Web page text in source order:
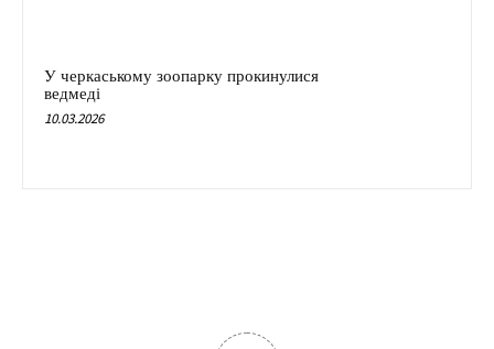
У черкаському зоопарку прокинулися
ведмеді
10.03.2026